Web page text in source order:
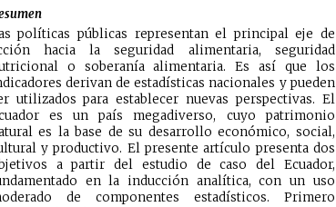
políticas públicas representan el principal eje de
hacia la seguridad alimentaria, seguridad
o soberanía alimentaria. Es así que los
derivan de estadísticas nacionales y pueden
utilizados para establecer nuevas perspectivas. El
es un país megadiverso, cuyo patrimonio
es la base de su desarrollo económico, social,
y productivo. El presente artículo presenta dos
a partir del estudio de caso del Ecuador,
en la inducción analítica, con un uso
de componentes estadísticos. Primero